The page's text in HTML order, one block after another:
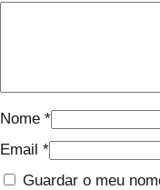
Nome *
Email *
Guardar o meu